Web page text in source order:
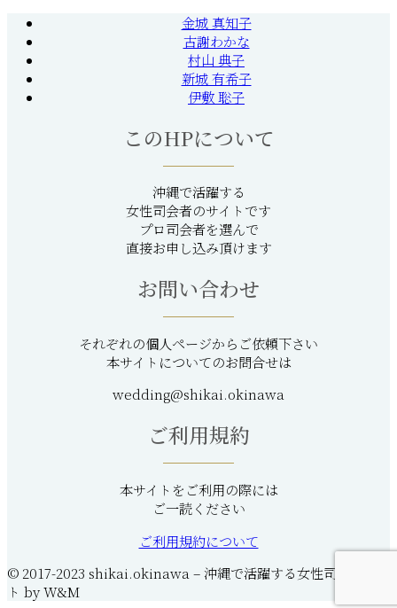
金城 真知子
古謝わかな
村山 典子
新城 有希子
伊敷 聡子
このHPについて
沖縄で活躍する
女性司会者のサイトです
プロ司会者を選んで
直接お申し込み頂けます
お問い合わせ
それぞれの個人ページからご依頼下さい
本サイトについてのお問合せは
wedding@shikai.okinawa
ご利用規約
本サイトをご利用の際には
ご一読ください
ご利用規約について
© 2017-2023 shikai.okinawa – 沖縄で活躍する女性司会者サイ
ト by W&M